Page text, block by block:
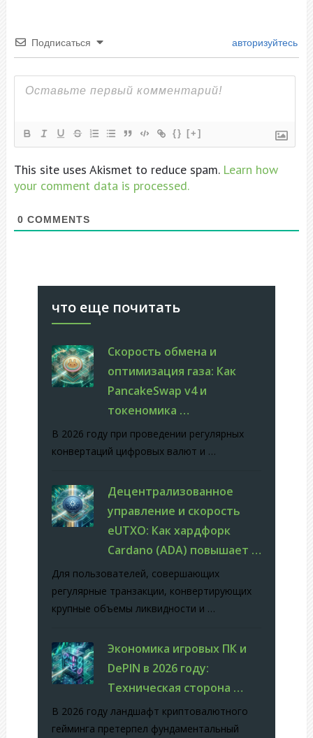
Подписаться авторизуйтесь
{} [+]
This site uses Akismet to reduce spam. Learn how
your comment data is processed.
0 COMMENTS
что еще почитать
Скорость обмена и
оптимизация газа: Как
PancakeSwap v4 и
токеномика …
В 2026 году при проведении регулярных
конвертаций цифровых валют и …
Децентрализованное
управление и скорость
eUTXO: Как хардфорк
Cardano (ADA) повышает …
Для пользователей, совершающих
регулярные транзакции, конвертирующих
крупные объемы ликвидности и …
Экономика игровых ПК и
DePIN в 2026 году:
Техническая сторона …
В 2026 году ландшафт криптовалютного
гейминга претерпел фундаментальный